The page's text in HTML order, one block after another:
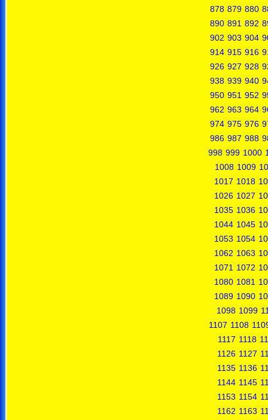
878 879 880
890 891 892
902 903 904
914 915 916
926 927 928
938 939 940
950 951 952
962 963 964
974 975 976
986 987 988
998 999 1000
1008 1009
1017 1018
1026 1027
1035 1036
1044 1045
1053 1054
1062 1063
1071 1072
1080 1081
1089 1090
1098 1099
1107 1108
1117 1118
1126 1127
1135 1136
1144 1145
1153 1154
1162 1163